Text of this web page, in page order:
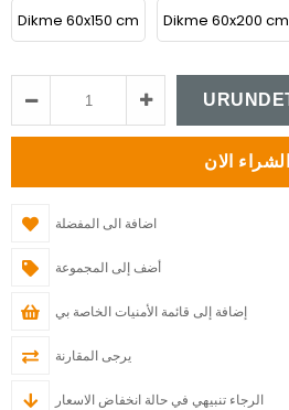
Dikme 60x150 cm Dikme 60x200 cm
اضافة الى المفضلة
أضف إلى المجموعة
إضافة إلى قائمة الأمنيات الخاصة بي
يرجى المقارنة
الرجاء تنبيهي في حالة انخفاض الاسعار